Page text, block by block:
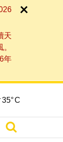
天
年
35°C